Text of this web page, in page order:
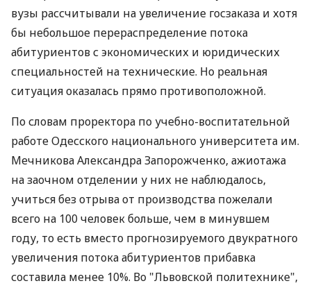
вузы рассчитывали на увеличение госзаказа и хотя
бы небольшое перераспределение потока
абитуриентов с экономических и юридических
специальностей на технические. Но реальная
ситуация оказалась прямо противоположной.
По словам проректора по учебно-воспитательной
работе Одесского национального университета им.
Мечникова Александра Запорожченко, ажиотажа
на заочном отделении у них не наблюдалось,
учиться без отрыва от производства пожелали
всего на 100 человек больше, чем в минувшем
году, то есть вместо прогнозируемого двукратного
увеличения потока абитуриентов прибавка
составила менее 10%. Во "Львовской политехнике",